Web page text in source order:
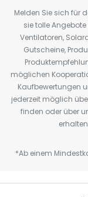
Melden Sie sich für
sie tolle
Ventilatoren,
Gutscheine,
möglichen
Kaufbewertungen
jederzeit möglich
finden oder über
*Ab einem